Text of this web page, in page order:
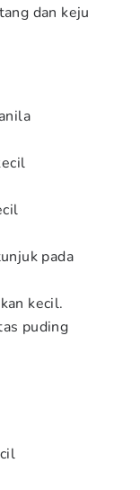
dan keju
pada
kecil.
puding